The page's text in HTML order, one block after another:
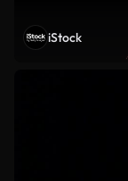
iStock